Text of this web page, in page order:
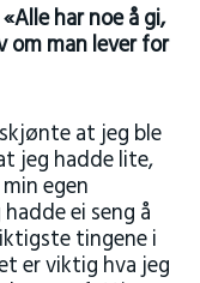
har noe å gi,
om man lever for
at jeg ble
jeg hadde lite,
egen
ei seng å
tingene i
er viktig hva jeg